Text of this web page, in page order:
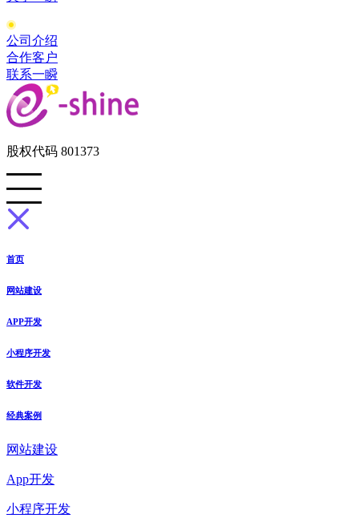
公司介绍
合作客户
联系一瞬
股权代码 801373
首页
网站建设
APP开发
小程序开发
软件开发
经典案例
网站建设
App开发
小程序开发